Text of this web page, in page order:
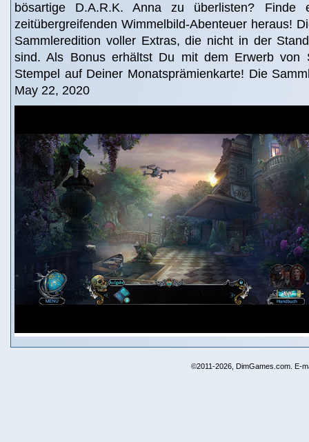
bösartige D.A.R.K. Anna zu überlisten?
zeitübergreifenden Wimmelbild-Abenteuer heraus!
Sammleredition voller Extras, die nicht in der
sind. Als Bonus erhältst Du mit dem Erwerb von
Stempel auf Deiner Monatsprämienkarte! Die
May 22, 2020
©2011-2026, DimGames.com. E-